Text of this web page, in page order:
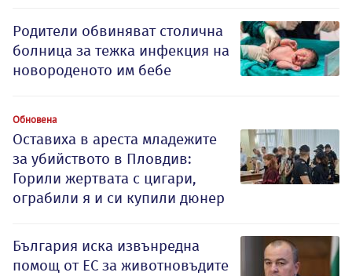
Родители обвиняват столична
болница за тежка инфекция на
новороденото им бебе
Обновена
Оставиха в ареста младежите
за убийството в Пловдив:
Горили жертвата с цигари,
ограбили я и си купили дюнер
България иска извънредна
помощ от ЕС за животновъдите